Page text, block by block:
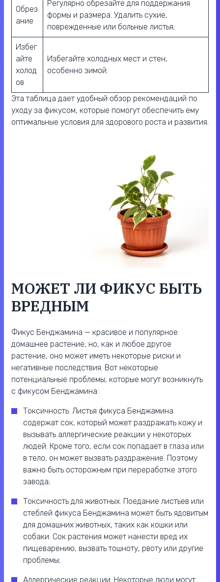
Обрез
ание
Регулярно обрезайте для поддержания
формы и размера. Удалить сухие,
поврежденные или больные листья;
Избег
айте
холод
ов
Избегайте холодных мест и стен,
особенно зимой.
Эта таблица дает удобный обзор рекомендаций по
уходу за фикусом, которые помогут обеспечить ему
оптимальные условия для здорового роста и развития.
МОЖЕТ ЛИ ФИКУС БЫТЬ
ВРЕДНЫМ
Фикус Бенджамина — красивое и популярное
домашнее растение, но, как и любое другое
растение, оно может иметь некоторые риски и
негативные последствия. Вот некоторые
потенциальные проблемы, которые могут возникнуть
с фикусом Бенджамина:
Токсичность. Листья фикуса Бенджамина
содержат сок, который может раздражать кожу и
вызывать аллергические реакции у некоторых
людей. Кроме того, если сок попадает в глаза или
в тело, он может вызвать раздражение. Поэтому
важно быть осторожным при переработке этого
завода;
Токсичность для животных. Поедание листьев или
стеблей фикуса Бенджамина может быть ядовитым
для домашних животных, таких как кошки или
собаки. Сок растения может нанести вред их
пищеварению, вызвать тошноту, рвоту или другие
проблемы;
Аллергические реакции. Некоторые люди могут